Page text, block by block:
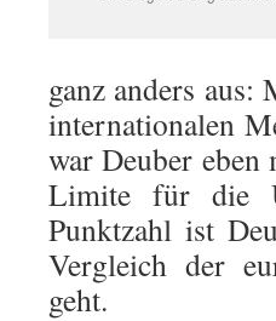
ganz anders
internationalen
war Deuber
Limite für die
Punktzahl ist
Vergleich der
geht.